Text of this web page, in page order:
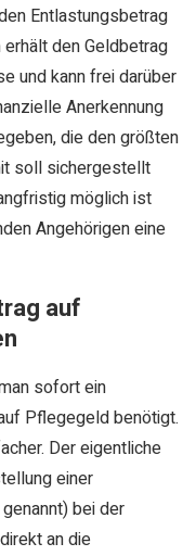
Entlastungsbetrag
den Geldbetrag
und kann frei darüber
Anerkennung
die den größten
soll sichergestellt
möglich ist
Angehörigen eine
auf
sofort ein
Pflegegeld benötigt.
Der eigentliche
einer
bei der
an die